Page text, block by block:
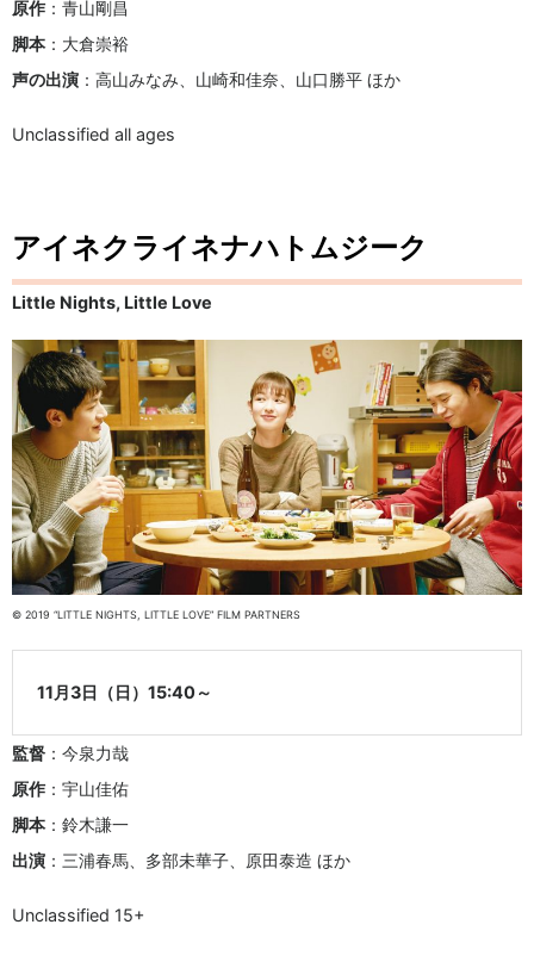
原作：青山剛昌
脚本：大倉崇裕
声の出演 ：高山みなみ、山崎和佳奈、山口勝平 ほか
Unclassified all ages
アイネクライネナハトムジーク
Little Nights, Little Love
© 2019 “LITTLE NIGHTS, LITTLE LOVE” FILM PARTNERS
11月3日（日）15:40～
監督 ：今泉力哉
原作：宇山佳佑
脚本：鈴木謙一
出演 ：三浦春馬、多部未華子、原田泰造 ほか
Unclassified 15+